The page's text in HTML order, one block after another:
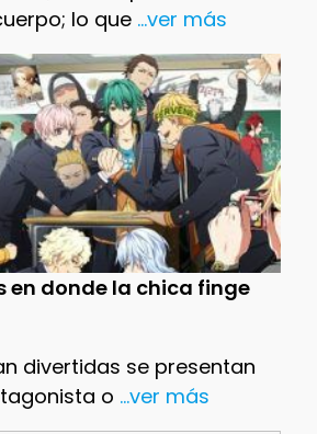
lo que...ver más
en donde la chica finge
divertidas se presentan
o ...ver más